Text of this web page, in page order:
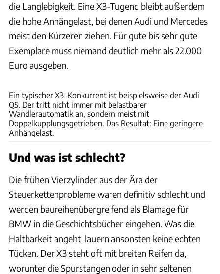
die Langlebigkeit. Eine X3-Tugend bleibt außerdem
die hohe Anhängelast, bei denen Audi und Mercedes
meist den Kürzeren ziehen. Für gute bis sehr gute
Exemplare muss niemand deutlich mehr als 22.000
Euro ausgeben.
Ein typischer X3-Konkurrent ist beispielsweise der Audi
Q5. Der tritt nicht immer mit belastbarer
Wandlerautomatik an, sondern meist mit
Doppelkupplungsgetrieben. Das Resultat: Eine geringere
Anhängelast.
Und was ist schlecht?
Die frühen Vierzylinder aus der Ära der
Steuerkettenprobleme waren definitiv schlecht und
werden baureihenübergreifend als Blamage für
BMW in die Geschichtsbücher eingehen. Was die
Haltbarkeit angeht, lauern ansonsten keine echten
Tücken. Der X3 steht oft mit breiten Reifen da,
worunter die Spurstangen oder in sehr seltenen